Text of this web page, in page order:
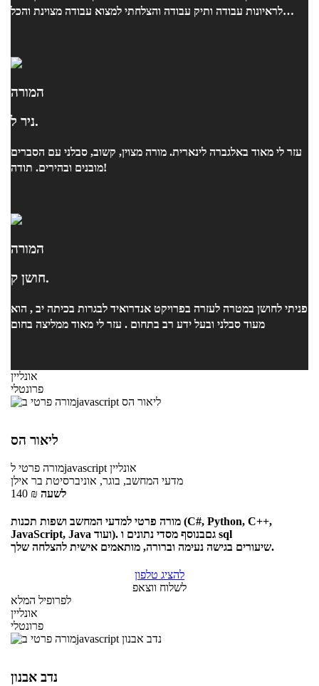
לראיונות עבודה ותיק עבודה והצלחתי למצוא עבודה מצוינת והכל
המורה
ניר ל.
עזר לי מאוד באלגברה לינארית. מורה מצוין, קשוב, סבלני עם הסברים
מובנים ובהירים. תודה!
המורה
חושן ק.
פניתי לחושן במטרה לעזרה בפרויקט אנדרואיד לבגרות בכיתה יב , הוא
מעוד סבלני ובעל ידע רב בתחום . עזר לי מאוד ממליצה בחום
אונליין
פרונטלי
ליאור הס
מורה פרטילjavascript אונליין
מדעי המחשב, בוגר, אוניברסיטת בר אילן
140 ₪ לשעה
מורה פרטי למדעי המחשב ושפות תכנות (C#, Python, C++,
JavaScript, Java ועוד). גםבנוסף מסדי נתונים ו sql
שיעורים בגישה נעימה וברורה, מותאמים אישית להצלחה שלך.
להציג טלפון
לשלוח ווצאפ
לפרופיל המלא
אונליין
פרונטלי
נדב אבנון